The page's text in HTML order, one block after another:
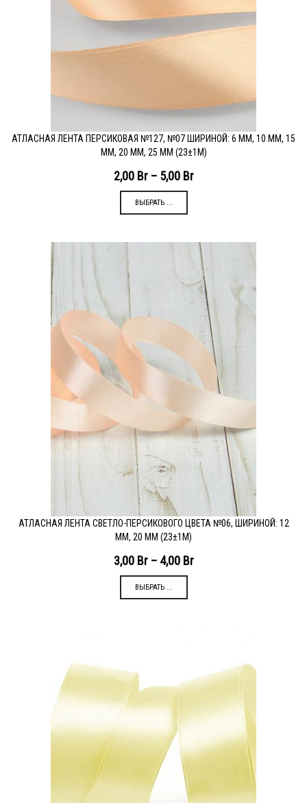
АТЛАСНАЯ ЛЕНТА ПЕРСИКОВАЯ №127, №07 ШИРИНОЙ: 6 ММ, 10 ММ, 15
ММ, 20 ММ, 25 ММ (23±1М)
2,00 Br– 5,00 Br
ВЫБРАТЬ ...
АТЛАСНАЯ ЛЕНТА СВЕТЛО-ПЕРСИКОВОГО ЦВЕТА №06, ШИРИНОЙ: 12
ММ, 20 ММ (23±1М)
3,00 Br– 4,00 Br
ВЫБРАТЬ ...